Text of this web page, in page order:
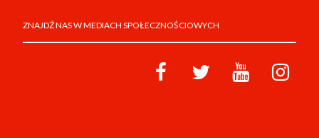
ZNAJDŹ NAS W MEDIACH SPOŁECZNOŚCIOWYCH